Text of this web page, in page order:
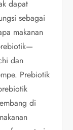
dapat
sebagai
makanan
dan
Prebiotik
di